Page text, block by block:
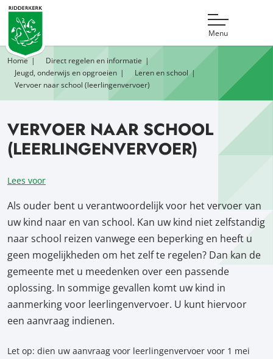
Menu
Home
Direct regelen en informatie
Jeugd, onderwijs en opgroeien
Leren en school
Vervoer naar school (leerlingenvervoer)
VERVOER NAAR SCHOOL
(LEERLINGENVERVOER)
Lees voor
Als ouder bent u verantwoordelijk voor het vervoer van
uw kind naar en van school. Kan uw kind niet zelfstandig
naar school reizen vanwege een beperking en heeft u
geen mogelijkheden om het zelf te regelen? Dan kan de
gemeente met u meedenken over een passende
oplossing. In sommige gevallen komt uw kind in
aanmerking voor leerlingenvervoer. U kunt hiervoor
een aanvraag indienen.
Let op: dien uw aanvraag voor leerlingenvervoer voor 1 mei